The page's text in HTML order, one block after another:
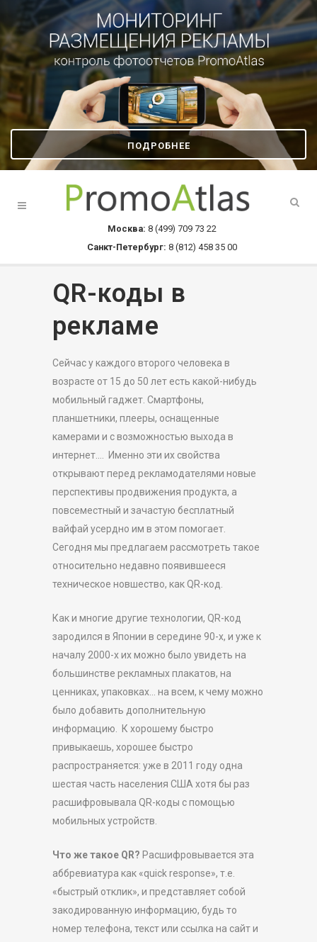
ПОДРОБНЕЕ
Москва: 8 (499) 709 73 22
Санкт-Петербург: 8 (812) 458 35 00
QR-коды в
рекламе
Сейчас у каждого второго человека в
возрасте от 15 до 50 лет есть какой-нибудь
мобильный гаджет. Смартфоны,
планшетники, плееры, оснащенные
камерами и с возможностью выхода в
интернет.… Именно эти их свойства
открывают перед рекламодателями новые
перспективы продвижения продукта, а
повсеместный и зачастую бесплатный
вайфай усердно им в этом помогает.
Сегодня мы предлагаем рассмотреть такое
относительно недавно появившееся
техническое новшество, как QR-код.
Как и многие другие технологии, QR-код
зародился в Японии в середине 90-х, и уже к
началу 2000-х их можно было увидеть на
большинстве рекламных плакатов, на
ценниках, упаковках… на всем, к чему можно
было добавить дополнительную
информацию. К хорошему быстро
привыкаешь, хорошее быстро
распространяется: уже в 2011 году одна
шестая часть населения США хотя бы раз
расшифровывала QR-коды с помощью
мобильных устройств.
Что же такое QR? Расшифровывается эта
аббревиатура как «quick response», т.е.
«быстрый отклик», и представляет собой
закодированную информацию, будь то
номер телефона, текст или ссылка на сайт и